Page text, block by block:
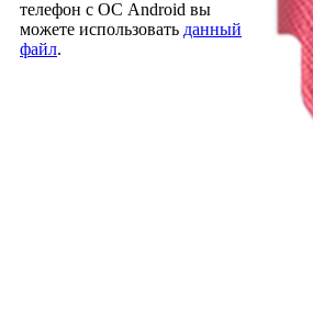
телефон с ОС Android вы
можете использовать данный
файл.